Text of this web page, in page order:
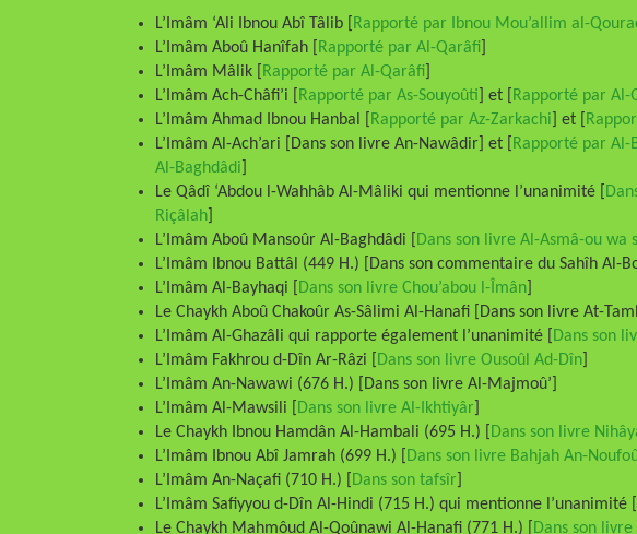
L’Imâm ‘Ali Ibnou Abî Tâlib [
Rapporté par Ibnou Mou’allim al-
L’Imâm Aboû Hanîfah [
Rapporté par Al-Qarâfi
L’Imâm Mâlik [
Rapporté par Al-Qarâfi
L’Imâm Ach-Châfi’i [
Rapporté par As-Souyoûti ] et [ Rapporté par Al-
L’Imâm Ahmad Ibnou Hanbal [
Rapporté par Az-Zarkachi ] et [
L’Imâm Al-Ach’ari [Dans son livre An-Nawâdir] et [
Rapporté par Al-
Al-Baghdâdi
Le Qâdî ‘Abdou l-Wahhâb Al-Mâliki qui mentionne l’unanimité [
Riçâlah
L’Imâm Aboû Mansoûr Al-Baghdâdi [
Dans son livre Al-Asmâ-ou wa
L’Imâm Ibnou Battâl (449 H.) [Dans son commentaire du Sahîh Al-
L’Imâm Al-Bayhaqi [
Dans son livre Chou’abou l-Îmân
Le Chaykh Aboû Chakoûr As-Sâlimi Al-Hanafi [Dans son livre At-
L’Imâm Al-Ghazâli qui rapporte également l’unanimité [
Dans son
L’Imâm Fakhrou d-Dîn Ar-Râzi [
Dans son livre Ousoûl Ad-Dîn
L’Imâm An-Nawawi (676 H.) [Dans son livre Al-Majmoû’]
L’Imâm Al-Mawsili [
Dans son livre Al-Ikhtiyâr
Le Chaykh Ibnou Hamdân Al-Hambali (695 H.) [
Dans son livre
L’Imâm Ibnou Abî Jamrah (699 H.) [
Dans son livre Bahjah An-
L’Imâm An-Naçafi (710 H.) [
Dans son tafsîr
L’Imâm Safiyyou d-Dîn Al-Hindi (715 H.) qui mentionne l’unanimité
Le Chaykh Mahmôud Al-Qoûnawi Al-Hanafi (771 H.) [
Dans son